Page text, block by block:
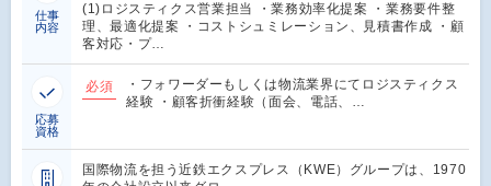
仕事
内容
(1)ロジスティクス営業担当 ・業務効率化提案 ・業務要件整
理、最適化提案 ・コストシュミレーション、見積書作成 ・顧
客対応・プ…
応募
資格
必須
・フォワーダーもしくは物流業界にてロジスティクス
経験 ・顧客折衝経験（面会、電話、…
国際物流を担う近鉄エクスプレス（KWE）グループは、1970